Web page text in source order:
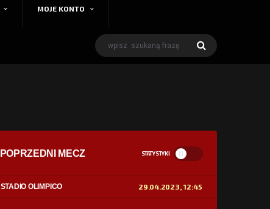
MOJE KONTO
POPRZEDNI MECZ STATYSTYKI
STADIO OLIMPICO 29.04.2023, 12:45